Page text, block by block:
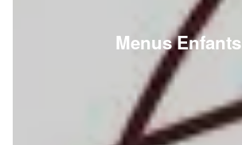
Menus Enfants